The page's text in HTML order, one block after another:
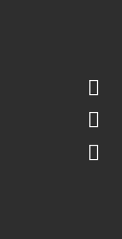


